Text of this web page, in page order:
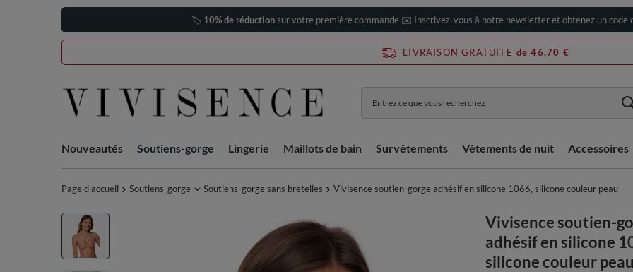
🏷️ 10% de réductionsur votre première commande ✉️ Inscrivez-vous à notre newsletter et obtenez un code
LIVRAISON GRATUITE de 46,70 €
Nouveautés Soutiens-gorge Lingerie Maillots de bain Survêtements Vêtements de nuit Accessoires
Page d'accueil Soutiens-gorge Soutiens-gorge sans bretelles Vivisence soutien-gorge adhésif en silicone 1066, silicone couleur peau
Vivisence soutien-
adhésif en silicone
silicone couleur peau